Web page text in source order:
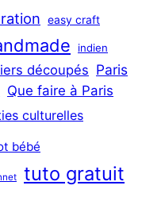
easy craft
indien
découpés Paris
Que faire à Paris
culturelles
bébé
tuto gratuit